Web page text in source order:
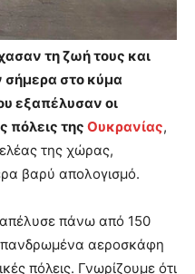
τη ζωή τους και
σήμερα στο κύμα
εξαπέλυσαν οι
πόλεις της Ουκρανίας,
της χώρας,
βαρύ απολογισμό.
πάνω από 150
αεροσκάφη
πόλεις. Γνωρίζουμε ότι